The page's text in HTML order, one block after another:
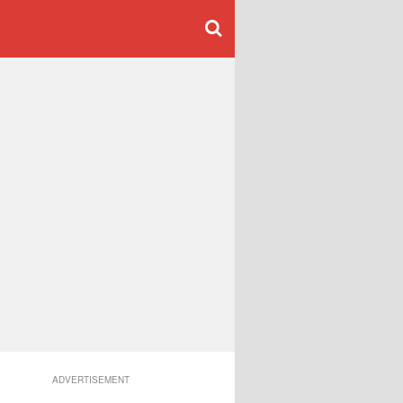
ADVERTISEMENT